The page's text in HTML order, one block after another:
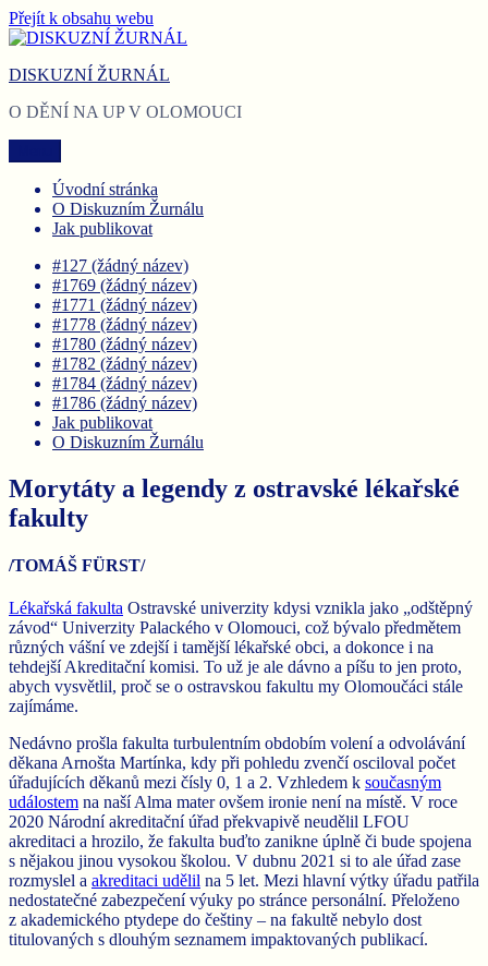
Přejít k obsahu webu
DISKUZNÍ ŽURNÁL
O DĚNÍ NA UP V OLOMOUCI
Úvodní stránka
O Diskuzním Žurnálu
Jak publikovat
#127 (žádný název)
#1769 (žádný název)
#1771 (žádný název)
#1778 (žádný název)
#1780 (žádný název)
#1782 (žádný název)
#1784 (žádný název)
#1786 (žádný název)
Jak publikovat
O Diskuzním Žurnálu
Morytáty a legendy z ostravské lékařské
fakulty
/TOMÁŠ FÜRST/
Lékařská fakulta Ostravské univerzity kdysi vznikla jako „odštěpný
závod“ Univerzity Palackého v Olomouci, což bývalo předmětem
různých vášní ve zdejší i tamější lékařské obci, a dokonce i na
tehdejší Akreditační komisi. To už je ale dávno a píšu to jen proto,
abych vysvětlil, proč se o ostravskou fakultu my Olomoučáci stále
zajímáme.
Nedávno prošla fakulta turbulentním obdobím volení a odvolávání
děkana Arnošta Martínka, kdy při pohledu zvenčí osciloval počet
úřadujících děkanů mezi čísly 0, 1 a 2. Vzhledem k současným
událostem na naší Alma mater ovšem ironie není na místě. V roce
2020 Národní akreditační úřad překvapivě neudělil LFOU
akreditaci a hrozilo, že fakulta buďto zanikne úplně či bude spojena
s nějakou jinou vysokou školou. V dubnu 2021 si to ale úřad zase
rozmyslel a akreditaci udělil na 5 let. Mezi hlavní výtky úřadu patřila
nedostatečné zabezpečení výuky po stránce personální. Přeloženo
z akademického ptydepe do češtiny – na fakultě nebylo dost
titulovaných s dlouhým seznamem impaktovaných publikací.